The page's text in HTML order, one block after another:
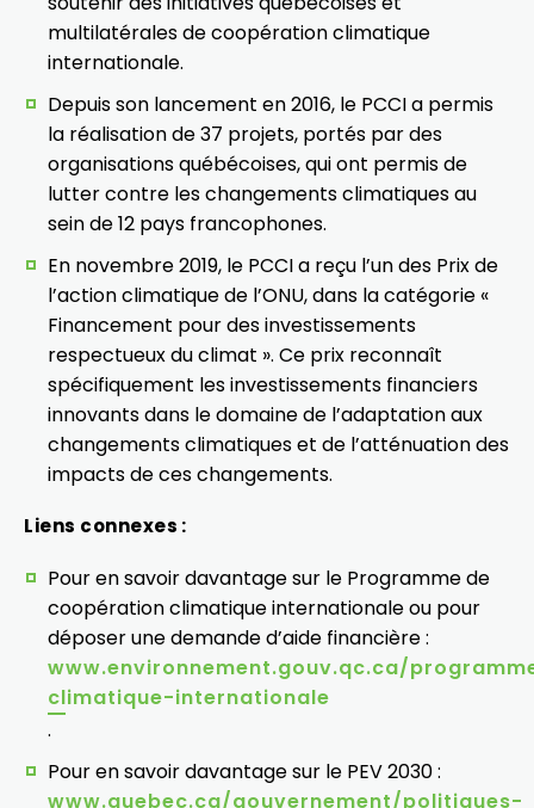
multilatérales de coopération climatique
internationale.
Depuis son lancement en 2016, le PCCI a permis
la réalisation de 37 projets, portés par des
organisations québécoises, qui ont permis de
lutter contre les changements climatiques au
sein de 12 pays francophones.
En novembre 2019, le PCCI a reçu l’un des Prix de
l’action climatique de l’ONU, dans la catégorie «
Financement pour des investissements
respectueux du climat ». Ce prix reconnaît
spécifiquement les investissements financiers
innovants dans le domaine de l’adaptation aux
changements climatiques et de l’atténuation des
impacts de ces changements.
Liens connexes :
Pour en savoir davantage sur le Programme de
coopération climatique internationale ou pour
déposer une demande d’aide financière :
www.environnement.gouv.qc.ca/
climatique-internationale
.
Pour en savoir davantage sur le PEV 2030 :
www.quebec.ca/gouvernement/politiques-